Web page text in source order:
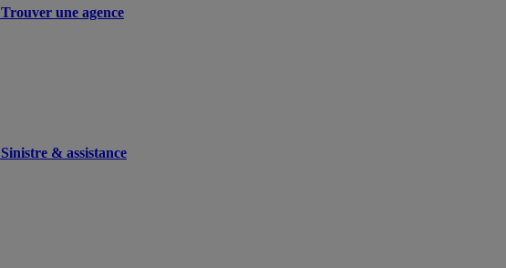
Trouver une agence
Sinistre & assistance